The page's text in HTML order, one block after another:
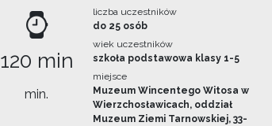
120 min
min.
liczba uczestników
do 25 osób
wiek uczestników
szkoła podstawowa klasy 1-5
miejsce
Muzeum Wincentego Witosa w
Wierzchosławicach, oddział
Muzeum Ziemi Tarnowskiej, 33-